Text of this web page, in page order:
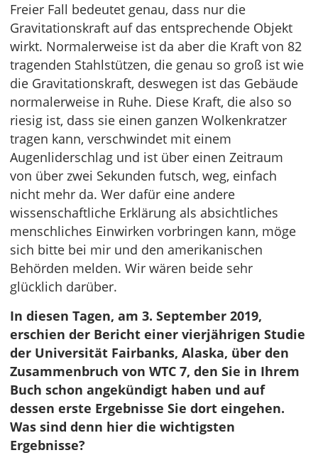
Freier Fall bedeutet genau, dass nur die
Gravitationskraft auf das entsprechende Objekt
wirkt. Normalerweise ist da aber die Kraft von 82
tragenden Stahlstützen, die genau so groß ist wie
die Gravitationskraft, deswegen ist das Gebäude
normalerweise in Ruhe. Diese Kraft, die also so
riesig ist, dass sie einen ganzen Wolkenkratzer
tragen kann, verschwindet mit einem
Augenliderschlag und ist über einen Zeitraum
von über zwei Sekunden futsch, weg, einfach
nicht mehr da. Wer dafür eine andere
wissenschaftliche Erklärung als absichtliches
menschliches Einwirken vorbringen kann, möge
sich bitte bei mir und den amerikanischen
Behörden melden. Wir wären beide sehr
glücklich darüber.
In diesen Tagen, am 3. September 2019,
erschien der Bericht einer vierjährigen Studie
der Universität Fairbanks, Alaska, über den
Zusammenbruch von WTC 7, den Sie in Ihrem
Buch schon angekündigt haben und auf
dessen erste Ergebnisse Sie dort eingehen.
Was sind denn hier die wichtigsten
Ergebnisse?